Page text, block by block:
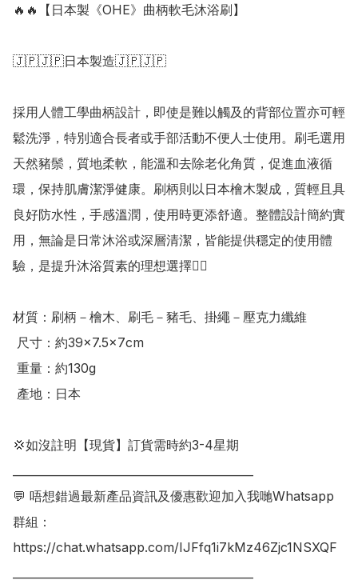
🔥🔥【日本製《OHE》曲柄軟毛沐浴刷】
🇯🇵🇯🇵日本製造🇯🇵🇯🇵
採用人體工學曲柄設計，即使是難以觸及的背部位置亦可輕
鬆洗淨，特別適合長者或手部活動不便人士使用。刷毛選用
天然豬鬃，質地柔軟，能溫和去除老化角質，促進血液循
環，保持肌膚潔淨健康。刷柄則以日本檜木製成，質輕且具
良好防水性，手感溫潤，使用時更添舒適。整體設計簡約實
用，無論是日常沐浴或深層清潔，皆能提供穩定的使用體
驗，是提升沐浴質素的理想選擇👍🏻
材質：刷柄－檜木、刷毛－豬毛、掛繩－壓克力纖維
💢如沒註明【現貨】訂貨需時約3-4星期
💬 唔想錯過最新產品資訊及優惠歡迎加入我哋Whatsapp
群組：
https://chat.whatsapp.com/IJFfq1i7kMz46Zjc1NSXQF